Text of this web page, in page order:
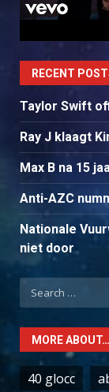
RECENT
Taylor Swift
Ray J klaagt
Max B na 15
Anti-AZC
Nationale
niet door
Search
for:
MORE ABOUT…
40 glocc